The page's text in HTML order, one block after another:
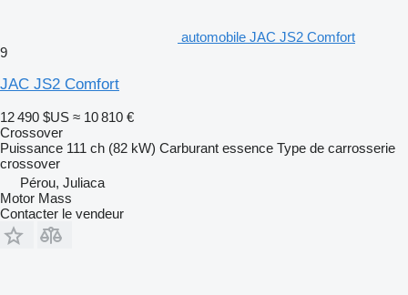
automobile JAC JS2 Comfort
9
JAC JS2 Comfort
12 490 $US ≈ 10 810 €
Crossover
Puissance 111 ch (82 kW) Carburant essence Type de carrosserie
crossover
Pérou, Juliaca
Motor Mass
Contacter le vendeur